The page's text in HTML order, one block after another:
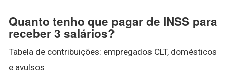
Quanto tenho que pagar de INSS para
receber 3 salários?
Tabela de contribuições: empregados CLT, domésticos
e avulsos